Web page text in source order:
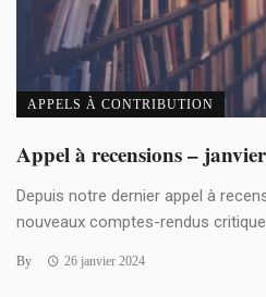
APPELS À CONTRIBUTION
Appel à recensions –
Depuis notre dernier appel à
nouveaux comptes-rendus
By 26 janvier 2024